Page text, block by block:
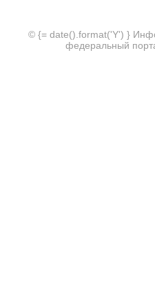
© {= date().format('Y') }
федеральный